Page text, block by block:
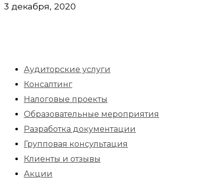
3 декабря, 2020
Аудиторские услуги
Консалтинг
Налоговые проекты
Образовательные мероприятия
Разработка документации
Групповая консультация
Клиенты и отзывы
Акции